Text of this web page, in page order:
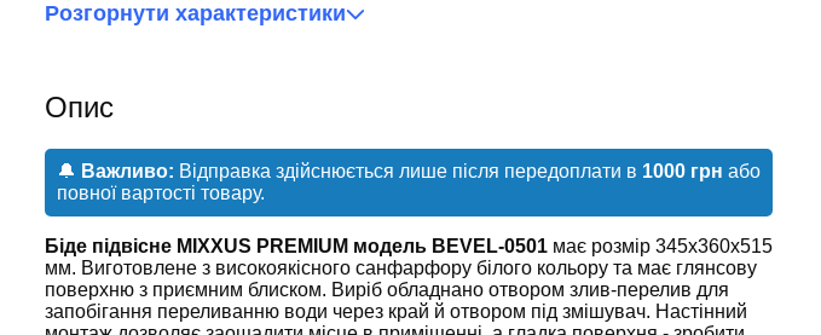
Розгорнути характеристики
Опис
🔔 Важливо: Відправка здійснюється лише після передоплати в 1000 грн або
повної вартості товару.
Біде підвісне MIXXUS PREMIUM модель BEVEL-0501 має розмір 345x360x515
мм. Виготовлене з високоякісного санфарфору білого кольору та має глянсову
поверхню з приємним блиском. Виріб обладнано отвором злив-перелив для
запобігання переливанню води через край й отвором під змішувач. Настінний